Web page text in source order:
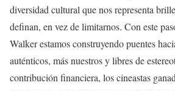
diversidad cultural que nos representa
definan, en vez de limitarnos. Con este
Walker estamos construyendo puentes
auténticos, más nuestros y libres de
contribución financiera, los cineastas